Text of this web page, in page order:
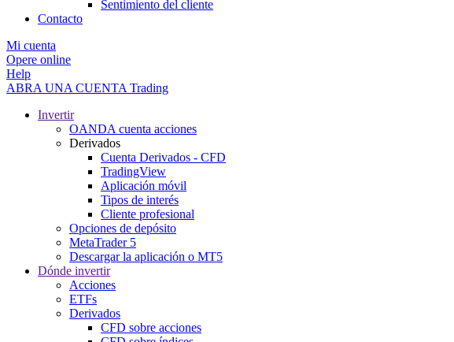
Sentimiento del cliente
Contacto
Mi cuenta
Opere online
Help
ABRA UNA CUENTA Trading
Invertir
OANDA cuenta acciones
Derivados
Cuenta Derivados - CFD
TradingView
Aplicación móvil
Tipos de interés
Cliente profesional
Opciones de depósito
MetaTrader 5
Descargar la aplicación o MT5
Dónde invertir
Acciones
ETFs
Derivados
CFD sobre acciones